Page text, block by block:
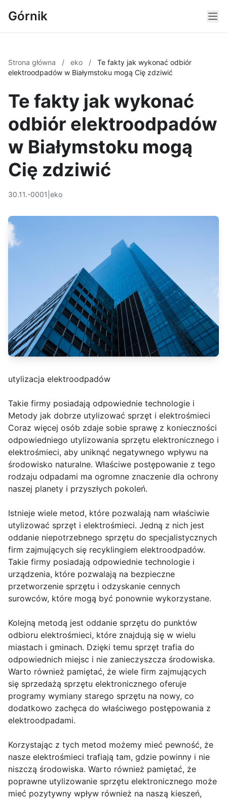
Górnik
Strona główna / eko /
Te fakty jak wykonać odbiór
elektroodpadów w Białymstoku mogą Cię zdziwić
Te fakty jak wykonać
odbiór elektroodpadów
w Białymstoku mogą
Cię zdziwić
30.11.-0001 eko
utylizacja elektroodpadów
Takie firmy posiadają odpowiednie technologie i
Metody jak dobrze utylizować sprzęt i elektrośmieci
Coraz więcej osób zdaje sobie sprawę z konieczności
odpowiedniego utylizowania sprzętu elektronicznego i
elektrośmieci, aby uniknąć negatywnego wpływu na
środowisko naturalne. Właściwe postępowanie z tego
rodzaju odpadami ma ogromne znaczenie dla ochrony
naszej planety i przyszłych pokoleń.
Istnieje wiele metod, które pozwalają nam właściwie
utylizować sprzęt i elektrośmieci. Jedną z nich jest
oddanie niepotrzebnego sprzętu do specjalistycznych
firm zajmujących się recyklingiem elektroodpadów.
Takie firmy posiadają odpowiednie technologie i
urządzenia, które pozwalają na bezpieczne
przetworzenie sprzętu i odzyskanie cennych
surowców, które mogą być ponownie wykorzystane.
Kolejną metodą jest oddanie sprzętu do punktów
odbioru elektrośmieci, które znajdują się w wielu
miastach i gminach. Dzięki temu sprzęt trafia do
odpowiednich miejsc i nie zanieczyszcza środowiska.
Warto również pamiętać, że wiele firm zajmujących
się sprzedażą sprzętu elektronicznego oferuje
programy wymiany starego sprzętu na nowy, co
dodatkowo zachęca do właściwego postępowania z
elektroodpadami.
Korzystając z tych metod możemy mieć pewność, że
nasze elektrośmieci trafiają tam, gdzie powinny i nie
niszczą środowiska. Warto również pamiętać, że
poprawne utylizowanie sprzętu elektronicznego może
mieć pozytywny wpływ również na naszą kieszeń,